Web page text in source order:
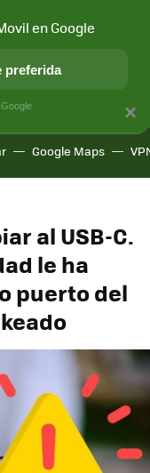
APLICACIONES
Google Maps
al USB-C.
le ha
puerto del
×
en Google
preferida